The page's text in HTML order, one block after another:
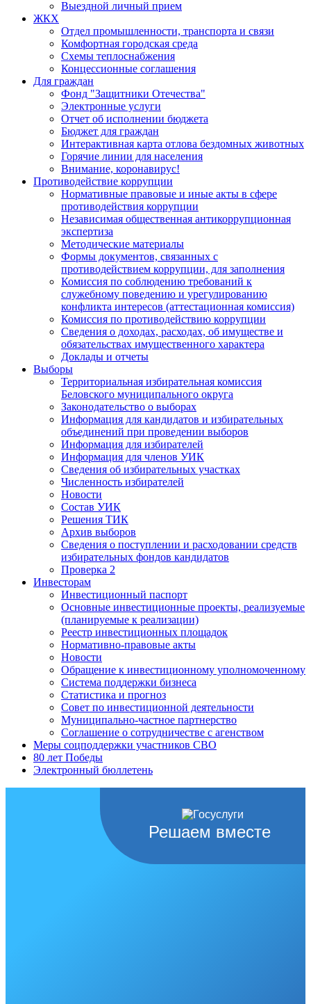
Выездной личный прием
ЖКХ
Отдел промышленности, транспорта и связи
Комфортная городская среда
Схемы теплоснабжения
Концессионные соглашения
Для граждан
Фонд "Защитники Отечества"
Электронные услуги
Отчет об исполнении бюджета
Бюджет для граждан
Интерактивная карта отлова бездомных животных
Горячие линии для населения
Внимание, коронавирус!
Противодействие коррупции
Нормативные правовые и иные акты в сфере
противодействия коррупции
Независимая общественная антикоррупционная
экспертиза
Методические материалы
Формы документов, связанных с
противодействием коррупции, для заполнения
Комиссия по соблюдению требований к
служебному поведению и урегулированию
конфликта интересов (аттестационная комиссия)
Комиссия по противодействию коррупции
Сведения о доходах, расходах, об имуществе и
обязательствах имущественного характера
Доклады и отчеты
Выборы
Территориальная избирательная комиссия
Беловского муниципального округа
Законодательство о выборах
Информация для кандидатов и избирательных
объединений при проведении выборов
Информация для избирателей
Информация для членов УИК
Сведения об избирательных участках
Численность избирателей
Новости
Состав УИК
Решения ТИК
Архив выборов
Сведения о поступлении и расходовании средств
избирательных фондов кандидатов
Проверка 2
Инвесторам
Инвестиционный паспорт
Основные инвестиционные проекты, реализуемые
(планируемые к реализации)
Реестр инвестиционных площадок
Нормативно-правовые акты
Новости
Обращение к инвестиционному уполномоченному
Система поддержки бизнеса
Статистика и прогноз
Совет по инвестиционной деятельности
Муниципально-частное партнерство
Соглашение о сотрудничестве с агенством
Меры соцподдержки участников СВО
80 лет Победы
Электронный бюллетень
Решаем вместе